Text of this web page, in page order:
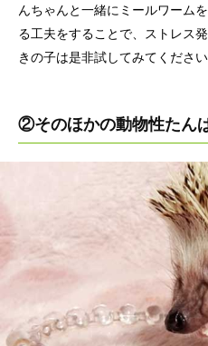
んちゃんと一緒にミールワーム
る工夫をすることで、ストレス
きの子は是非試してみてください
②そのほかの動物性たん